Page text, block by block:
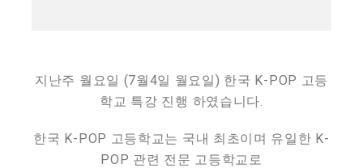
지난주 월요일 (7월4일 월요일) 한국 K-POP 고등
학교 특강 진행 하였습니다.
한국 K-POP 고등학교는 국내 최초이며 유일한 K-
POP 관련 전문 고등학교로